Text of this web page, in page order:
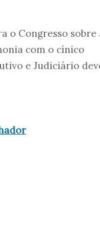
o Congresso sobre
com o cínico
e Judiciário